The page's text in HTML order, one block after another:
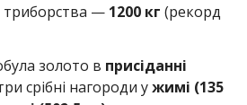
триборства —1200 кг (рекорд
золото в присіданні
срібні нагороди ужимі (135